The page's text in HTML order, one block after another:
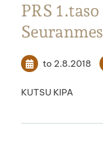
PRS
to 2.8.2018
KUTSU KIPA